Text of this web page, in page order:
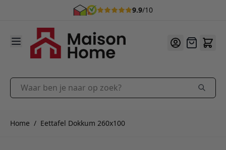
9.9/10
Ga naar de inhoud
Offerte
Waar ben je naar op zoek?
Home / Eettafel Dokkum 260x100